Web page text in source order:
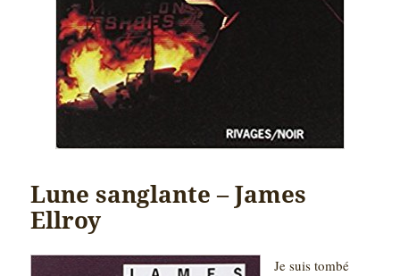
Lune sanglante – James
Ellroy
Je suis tombé